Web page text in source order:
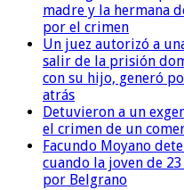
madre y la hermana
por el crimen
Un juez autorizó a
salir de la prisión
con su hijo, generó
atrás
Detuvieron a un
el crimen de un
Facundo Moyano
cuando la joven de
por Belgrano